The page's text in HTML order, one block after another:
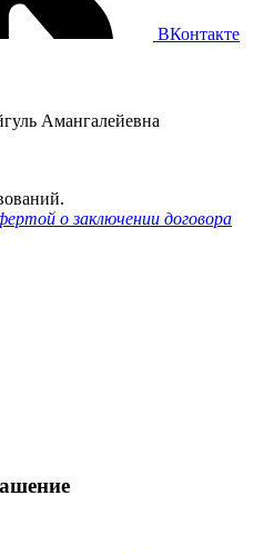
ВКонтакте
Амангалейевна
о заключении договора